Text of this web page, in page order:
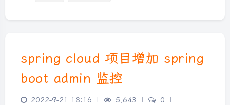
spring cloud 项目增加 spring
boot admin 监控
2022-9-21 18:16 | 5,643 | 0
|